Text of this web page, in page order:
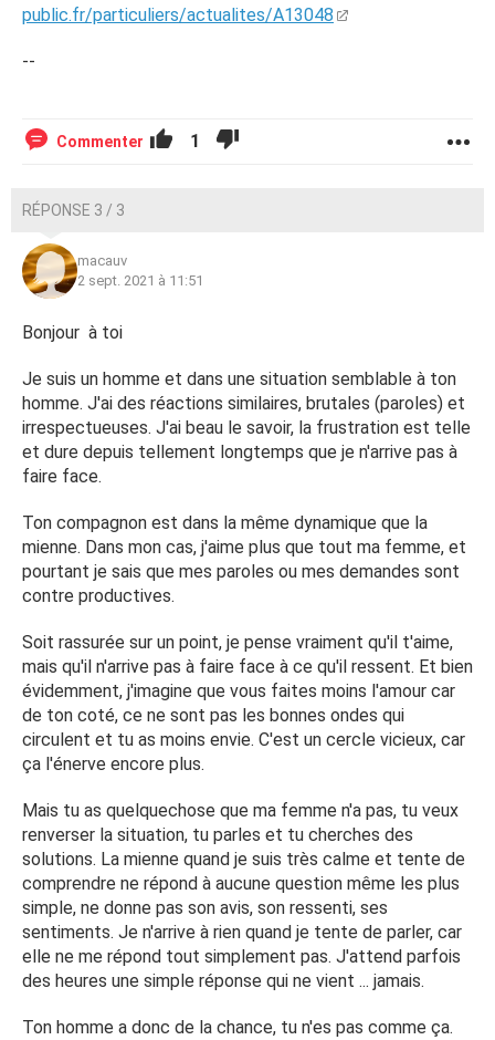
public.fr/particuliers/actualites/A13048
--
Commenter 1
RÉPONSE 3 / 3
macauv
2 sept. 2021 à 11:51
Bonjour à toi
Je suis un homme et dans une situation semblable à ton
homme. J'ai des réactions similaires, brutales (paroles) et
irrespectueuses. J'ai beau le savoir, la frustration est telle
et dure depuis tellement longtemps que je n'arrive pas à
faire face.
Ton compagnon est dans la même dynamique que la
mienne. Dans mon cas, j'aime plus que tout ma femme, et
pourtant je sais que mes paroles ou mes demandes sont
contre productives.
Soit rassurée sur un point, je pense vraiment qu'il t'aime,
mais qu'il n'arrive pas à faire face à ce qu'il ressent. Et bien
évidemment, j'imagine que vous faites moins l'amour car
de ton coté, ce ne sont pas les bonnes ondes qui
circulent et tu as moins envie. C'est un cercle vicieux, car
ça l'énerve encore plus.
Mais tu as quelquechose que ma femme n'a pas, tu veux
renverser la situation, tu parles et tu cherches des
solutions. La mienne quand je suis très calme et tente de
comprendre ne répond à aucune question même les plus
simple, ne donne pas son avis, son ressenti, ses
sentiments. Je n'arrive à rien quand je tente de parler, car
elle ne me répond tout simplement pas. J'attend parfois
des heures une simple réponse qui ne vient ... jamais.
Ton homme a donc de la chance, tu n'es pas comme ça.